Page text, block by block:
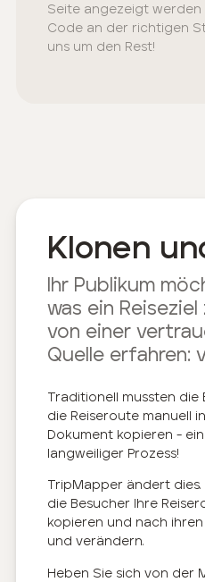
Seite angezeigt werden
Code an der richtigen
uns um den Rest!
Klonen
Ihr Publikum
was ein
von einer
Quelle erfahren:
Traditionell mussten die
die Reiseroute manuell
Dokument kopieren -
langweiliger Prozess!
TripMapper ändert dies.
die Besucher Ihre
kopieren und nach
und verändern.
Heben Sie sich von der